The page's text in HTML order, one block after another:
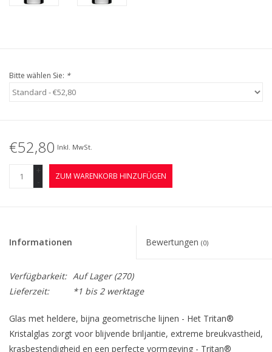
Bitte wählen Sie: *
€52,80 Inkl. MwSt.
+
-
ZUM WARENKORB HINZUFÜGEN
Informationen Bewertungen (0)
Verfügbarkeit: Auf Lager(270)
Lieferzeit:
*1 bis 2 werktage
Glas met heldere, bijna geometrische lijnen - Het Tritan®
Kristalglas zorgt voor blijvende briljantie, extreme breukvastheid,
krasbestendigheid en een perfecte vormgeving - Tritan®